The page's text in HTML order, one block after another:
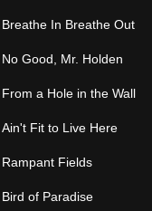
Breathe In Breathe Out
No Good, Mr. Holden
From a Hole in the Wall
Ain't Fit to Live Here
Rampant Fields
Bird of Paradise